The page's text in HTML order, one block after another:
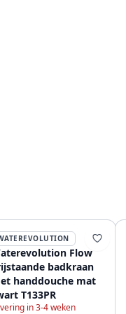
Flow
badkraan
handdouche mat
T133PR
in 3-4 weken